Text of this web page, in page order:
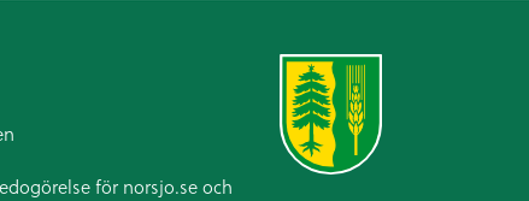
för norsjo.se och